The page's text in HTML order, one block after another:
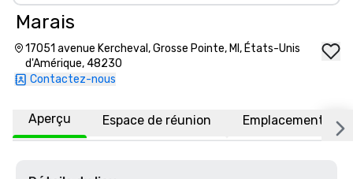
Marais
17051 avenue Kercheval, Grosse Pointe, MI, États-Unis
d'Amérique, 48230
Contactez-nous
Aperçu Espace de réunion Emplacement